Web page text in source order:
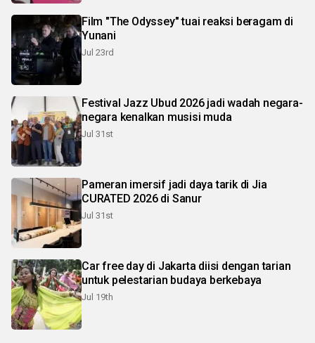
Film "The Odyssey" tuai reaksi beragam di
Yunani
Jul 23rd
Festival Jazz Ubud 2026 jadi wadah negara-
negara kenalkan musisi muda
Jul 31st
Pameran imersif jadi daya tarik di Jia
CURATED 2026 di Sanur
Jul 31st
Car free day di Jakarta diisi dengan tarian
untuk pelestarian budaya berkebaya
Jul 19th